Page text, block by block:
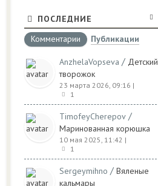
ПОСЛЕДНИЕ
Комментарии
Публикации
AnzhelaVopseva / Детский
творожок
23 марта 2026, 09:16 |
1
TimofeyCherepov /
Маринованная корюшка
10 мая 2025, 11:42 |
1
Sergeymihno / Вяленые
кальмары